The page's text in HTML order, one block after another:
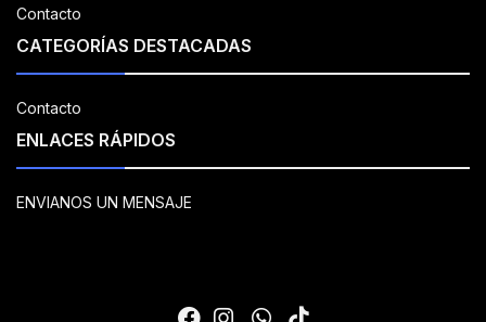
Contacto
CATEGORÍAS DESTACADAS
Contacto
ENLACES RÁPIDOS
ENVIANOS UN MENSAJE